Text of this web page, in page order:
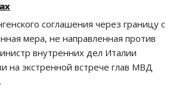
соглашения через границу с
мера, не направленная против
внутренних дел Италии
на экстренной встрече глав МВД